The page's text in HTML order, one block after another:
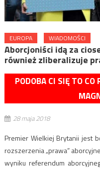
EUROPA WIADOMOŚCI
Aborcjoniści idą za
również zliberalizuje
PODOBA CI SIĘ TO CO
28 maja 2018
Premier Wielkiej Brytanii jest
rozszerzenia „prawa”
wyniku referendum